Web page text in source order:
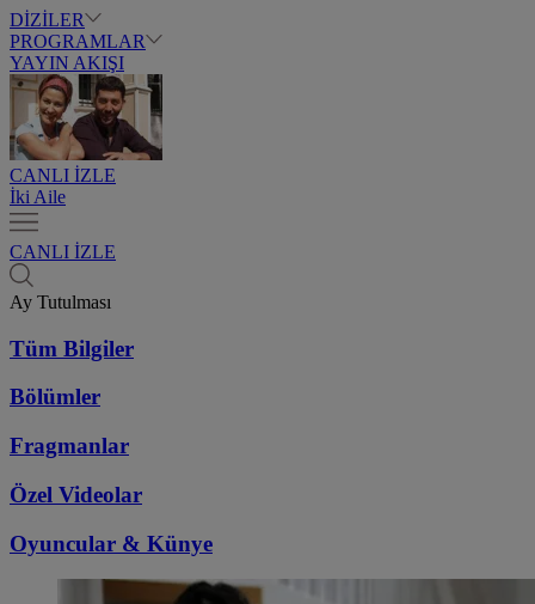
DİZİLER
PROGRAMLAR
YAYIN AKIŞI
CANLI İZLE
İki Aile
CANLI İZLE
Ay Tutulması
Tüm Bilgiler
Bölümler
Fragmanlar
Özel Videolar
Oyuncular & Künye